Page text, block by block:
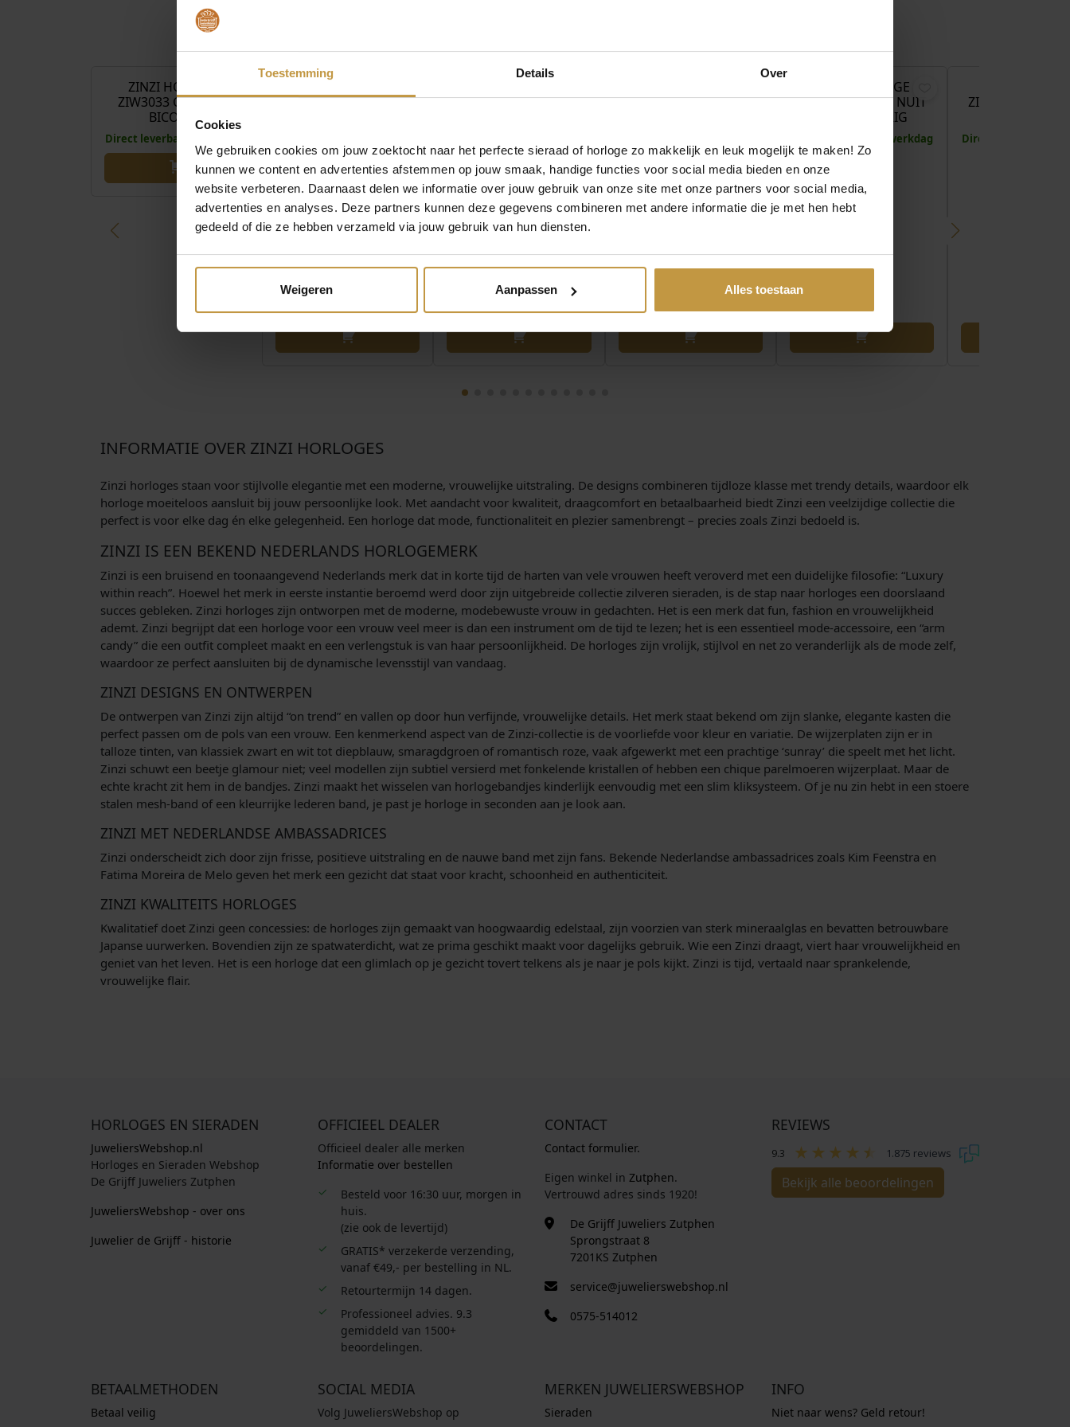
Toestemming Details Over
Cookies
We gebruiken cookies om jouw zoektocht naar het perfecte sieraad of horloge zo makkelijk en leuk mogelijk te maken! Zo
kunnen we content en advertenties afstemmen op jouw smaak, handige functies voor social media bieden en onze
website verbeteren. Daarnaast delen we informatie over jouw gebruik van onze site met onze partners voor social media,
advertenties en analyses. Deze partners kunnen deze gegevens combineren met andere informatie die je met hen hebt
gedeeld of die ze hebben verzameld via jouw gebruik van hun diensten.
Weigeren Aanpassen Alles toestaan
€139,00
ZINZI HORLOGE
ZIW3033 CONTOUR
BICOLOR
Direct leverbaar, 1 werkdag
€129,00
ZIW2802 SMALL
€139,00
ZIW3234 ETOILE
€129,00
ZIW3202 ETOILE SILVER
€129,00
ZINZI HORLOGE
ZIW3134 ETOILE NUIT
GOUDKLEURIG
Direct leverbaar, 1 werkdag
ZIW3102 ETOILE
Direct leverbaar, 1
INFORMATIE OVER ZINZI HORLOGES
Zinzi horloges staan voor stijlvolle elegantie met een moderne, vrouwelijke uitstraling. De designs combineren tijdloze klasse met trendy details, waardoor elk
horloge moeiteloos aansluit bij jouw persoonlijke look. Met aandacht voor kwaliteit, draagcomfort en betaalbaarheid biedt Zinzi een veelzijdige collectie die
perfect is voor elke dag én elke gelegenheid. Een horloge dat mode, functionaliteit en plezier samenbrengt – precies zoals Zinzi bedoeld is.
ZINZI IS EEN BEKEND NEDERLANDS HORLOGEMERK
Zinzi is een bruisend en toonaangevend Nederlands merk dat in korte tijd de harten van vele vrouwen heeft veroverd met een duidelijke filosofie: “Luxury
within reach”. Hoewel het merk in eerste instantie beroemd werd door zijn uitgebreide collectie zilveren sieraden, is de stap naar horloges een doorslaand
succes gebleken. Zinzi horloges zijn ontworpen met de moderne, modebewuste vrouw in gedachten. Het is een merk dat fun, fashion en vrouwelijkheid
ademt. Zinzi begrijpt dat een horloge voor een vrouw veel meer is dan een instrument om de tijd te lezen; het is een essentieel mode-accessoire, een “arm
candy” die een outfit compleet maakt en een verlengstuk is van haar persoonlijkheid. De horloges zijn vrolijk, stijlvol en net zo veranderlijk als de mode zelf,
waardoor ze perfect aansluiten bij de dynamische levensstijl van vandaag.
ZINZI DESIGNS EN ONTWERPEN
De ontwerpen van Zinzi zijn altijd “on trend” en vallen op door hun verfijnde, vrouwelijke details. Het merk staat bekend om zijn slanke, elegante kasten die
perfect passen om de pols van een vrouw. Een kenmerkend aspect van de Zinzi-collectie is de voorliefde voor kleur en variatie. De wijzerplaten zijn er in
talloze tinten, van klassiek zwart en wit tot diepblauw, smaragdgroen of romantisch roze, vaak afgewerkt met een prachtige ‘sunray’ die speelt met het licht.
Zinzi schuwt een beetje glamour niet; veel modellen zijn subtiel versierd met fonkelende kristallen of hebben een chique parelmoeren wijzerplaat. Maar de
echte kracht zit hem in de bandjes. Zinzi maakt het wisselen van horlogebandjes kinderlijk eenvoudig met een slim kliksysteem. Of je nu zin hebt in een stoere
stalen mesh-band of een kleurrijke lederen band, je past je horloge in seconden aan je look aan.
ZINZI MET NEDERLANDSE AMBASSADRICES
Zinzi onderscheidt zich door zijn frisse, positieve uitstraling en de nauwe band met zijn fans. Bekende Nederlandse ambassadrices zoals Kim Feenstra en
Fatima Moreira de Melo geven het merk een gezicht dat staat voor kracht, schoonheid en authenticiteit.
ZINZI KWALITEITS HORLOGES
Kwalitatief doet Zinzi geen concessies: de horloges zijn gemaakt van hoogwaardig edelstaal, zijn voorzien van sterk mineraalglas en bevatten betrouwbare
Japanse uurwerken. Bovendien zijn ze spatwaterdicht, wat ze prima geschikt maakt voor dagelijks gebruik. Wie een Zinzi draagt, viert haar vrouwelijkheid en
geniet van het leven. Het is een horloge dat een glimlach op je gezicht tovert telkens als je naar je pols kijkt. Zinzi is tijd, vertaald naar sprankelende,
vrouwelijke flair.
HORLOGES EN SIERADEN
JuweliersWebshop.nl
Horloges en Sieraden Webshop
De Grijff Juweliers Zutphen
JuweliersWebshop - over ons
Juwelier de Grijff - historie
OFFICIEEL DEALER
Officieel dealer alle merken
Informatie over bestellen
Besteld voor 16:30 uur, morgen in
huis.
(zie ook de levertijd)
GRATIS* verzekerde verzending,
vanaf €49,- per bestelling in NL.
Retourtermijn 14 dagen.
Professioneel advies. 9.3
gemiddeld van 1500+
beoordelingen.
CONTACT
Contact formulier.
Eigen winkel in Zutphen.
Vertrouwd adres sinds 1920!
De Grijff Juweliers Zutphen
Sprongstraat 8
7201KS Zutphen
service@juwelierswebshop.nl
0575-514012
REVIEWS
9.3 1.875 reviews
Bekijk alle beoordelingen
BETAALMETHODEN
Betaal veilig
SOCIAL MEDIA
Volg JuweliersWebshop op
MERKEN JUWELIERSWEBSHOP
Sieraden
INFO
Niet naar wens? Geld retour!